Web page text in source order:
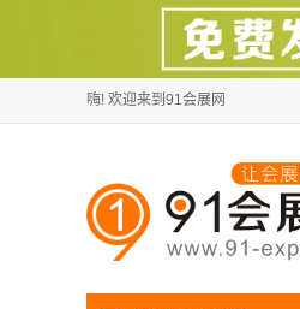
嗨! 欢迎来到91会展网